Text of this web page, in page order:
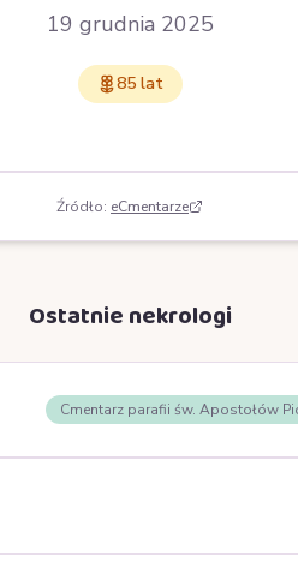
19 grudnia 2025
85 lat
Źródło: eCmentarze
Ostatnie nekrologi
Cmentarz parafii św. Apostołów